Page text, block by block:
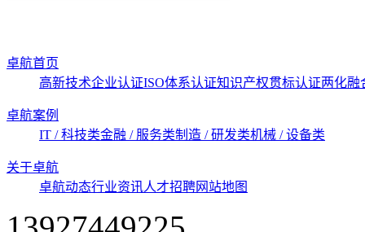
卓航首页
高新技术企业认证ISO体系认证知识产权贯标认证两化融
卓航案例
IT / 科技类金融 / 服务类制造 / 研发类机械 / 设备类
关于卓航
卓航动态行业资讯人才招聘网站地图